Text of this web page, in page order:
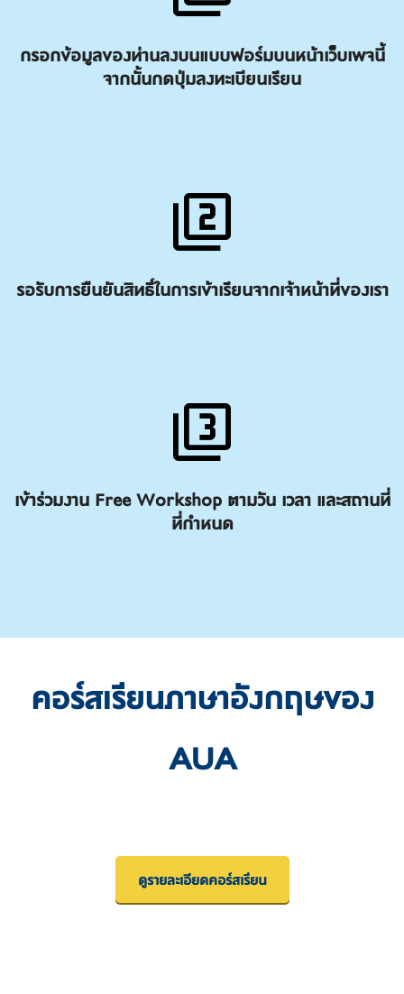
กรอกข้อมูลของท่านลงบนแบบฟอร์มบนหน้าเว็บเพจนี้
จากนั้นกดปุ่มลงทะเบียนเรียน
รอรับการยืนยันสิทธิ์ในการเข้าเรียนจากเจ้าหน้าที่ของเรา
เข้าร่วมงาน Free Workshop ตามวัน เวลา และสถานที่
ที่กำหนด
คอร์สเรียนภาษาอังกฤษของ
AUA
ดูรายละเอียดคอร์สเรียน